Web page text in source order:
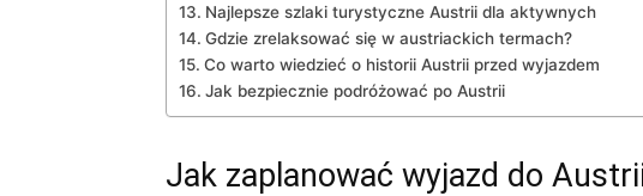
Najlepsze szlaki turystyczne Austrii dla aktywnych
Gdzie zrelaksować się w austriackich termach?
Co warto wiedzieć o historii Austrii przed wyjazdem
Jak bezpiecznie​ podróżować po Austrii
Jak‌ zaplanować wyjazd‌ do